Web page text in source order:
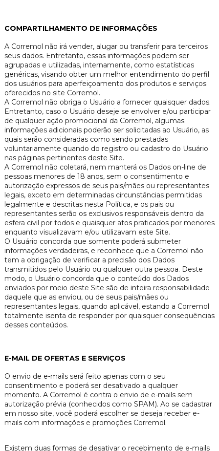
COMPARTILHAMENTO DE INFORMAÇÕES
A Corremol não irá vender, alugar ou transferir para terceiros
seus dados. Entretanto, essas informações podem ser
agrupadas e utilizadas, internamente, como estatísticas
genéricas, visando obter um melhor entendimento do perfil
dos usuários para aperfeiçoamento dos produtos e serviços
oferecidos no site Corremol.
A Corremol não obriga o Usuário a fornecer quaisquer dados.
Entretanto, caso o Usuário deseje se envolver e/ou participar
de qualquer ação promocional da Corremol, algumas
informações adicionais poderão ser solicitadas ao Usuário, as
quais serão consideradas como sendo prestadas
voluntariamente quando do registro ou cadastro do Usuário
nas páginas pertinentes deste Site.
A Corremol não coletará, nem manterá os Dados on-line de
pessoas menores de 18 anos, sem o consentimento e
autorização expressos de seus pais/mães ou representantes
legais, exceto em determinadas circunstâncias permitidas
legalmente e descritas nesta Política, e os pais ou
representantes serão os exclusivos responsáveis dentro da
esfera civil por todos e quaisquer atos praticados por menores
enquanto visualizavam e/ou utilizavam este Site.
O Usuário concorda que somente poderá submeter
informações verdadeiras, e reconhece que a Corremol não
tem a obrigação de verificar a precisão dos Dados
transmitidos pelo Usuário ou qualquer outra pessoa. Deste
modo, o Usuário concorda que o conteúdo dos Dados
enviados por meio deste Site são de inteira responsabilidade
daquele que as enviou, ou de seus pais/mães ou
representantes legais, quando aplicável, estando a Corremol
totalmente isenta de responder por quaisquer consequências
desses conteúdos.
E-MAIL DE OFERTAS E SERVIÇOS
O envio de e-mails será feito apenas com o seu
consentimento e poderá ser desativado a qualquer
momento. A Corremol é contra o envio de e-mails sem
autorização prévia (conhecidos como SPAM). Ao se cadastrar
em nosso site, você poderá escolher se deseja receber e-
mails com informações e promoções Corremol.
Existem duas formas de desativar o recebimento de e-mails